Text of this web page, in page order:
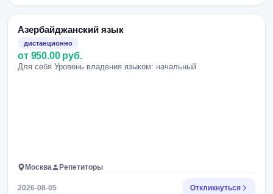
Азербайджанский язык
дистанционно
от 950.00 руб.
Для себя Уровень владения языком: начальный
Москва Репетиторы
2026-08-05 Откликнуться